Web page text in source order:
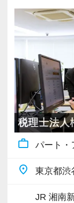
税理士法人
work_outline パート・
place 東京都渋
JR 湘南